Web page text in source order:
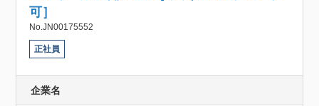
可］
No.JN00175552
正社員
企業名